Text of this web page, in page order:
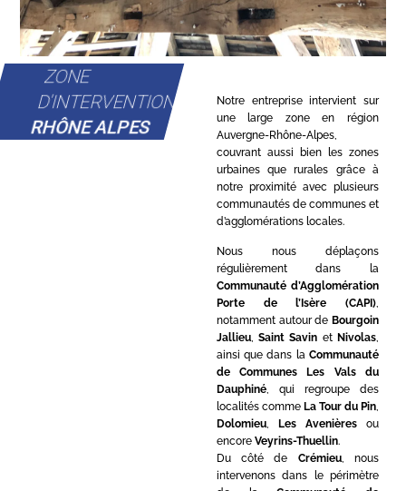
ZONE
D'INTERVENTION
RHÔNE ALPES
Notre entreprise intervient sur
une large zone en région
Auvergne-Rhône-Alpes,
couvrant aussi bien les zones
urbaines que rurales grâce à
notre proximité avec plusieurs
communautés de communes et
d’agglomérations locales.
Nous nous déplaçons
régulièrement dans la
Communauté d’Agglomération
Porte de l’Isère (CAPI),
notamment autour de Bourgoin
Jallieu,Saint Savin et Nivolas,
ainsi que dans la Communauté
de Communes Les Vals du
Dauphiné, qui regroupe des
localités comme La Tour du Pin,
Dolomieu, Les Avenièresou
encore Veyrins-Thuellin.
Du côté de Crémieu, nous
intervenons dans le périmètre